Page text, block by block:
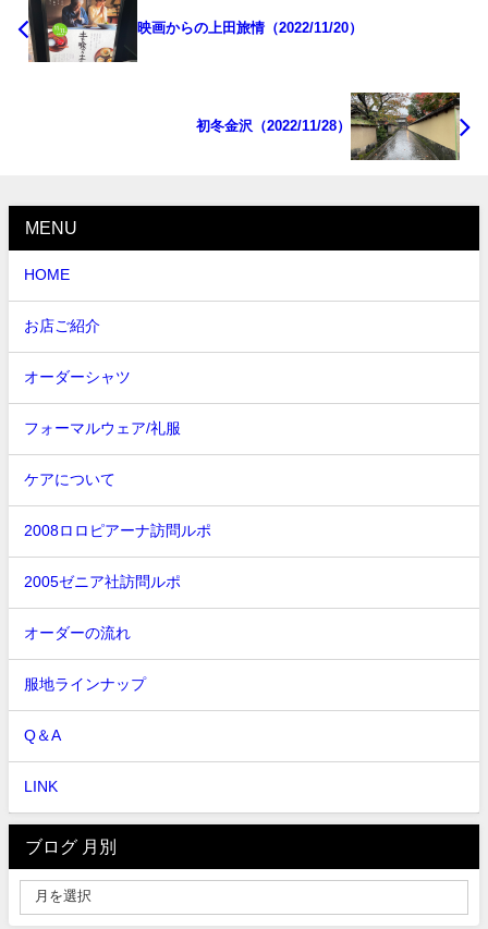
映画からの上田旅情（2022/11/20）
初冬金沢（2022/11/28）
MENU
HOME
お店ご紹介
オーダーシャツ
フォーマルウェア/礼服
ケアについて
2008ロロピアーナ訪問ルポ
2005ゼニア社訪問ルポ
オーダーの流れ
服地ラインナップ
Q＆A
LINK
ブログ 月別